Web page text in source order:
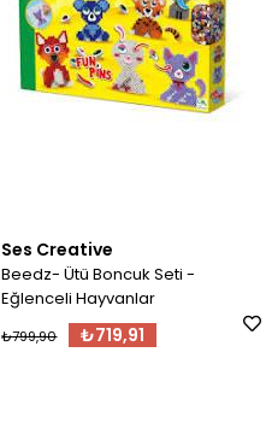
Ses Creative
Beedz- Ütü Boncuk Seti -
Eğlenceli Hayvanlar
₺719,91
₺799,90